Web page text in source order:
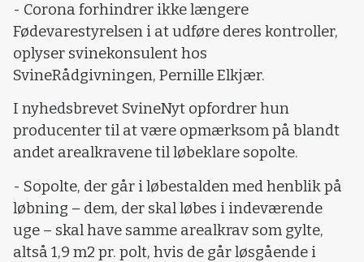
- Corona forhindrer ikke længere
Fødevarestyrelsen i at udføre deres kontroller,
oplyser svinekonsulent hos
SvineRådgivningen, Pernille Elkjær.
I nyhedsbrevet SvineNyt opfordrer hun
producenter til at være opmærksom på blandt
andet arealkravene til løbeklare sopolte.
- Sopolte, der går i løbestalden med henblik på
løbning – dem, der skal løbes i indeværende
uge – skal have samme arealkrav som gylte,
altså 1,9 m2 pr. polt, hvis de går løsgående i